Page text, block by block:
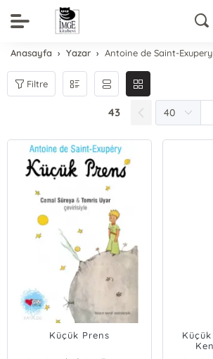
Anasayfa Yazar Antoine de Saint-Exupery
Filtre
43
Küçük Prens